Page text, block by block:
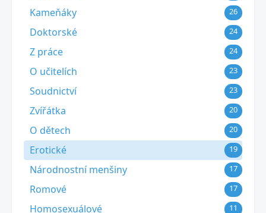
Kameňáky 26
Doktorské 24
Z práce 24
O učitelích 23
Soudnictví 23
Zvířátka 20
O dětech 20
Erotické 19
Národnostní menšiny 17
Romové 17
Homosexuálové 11